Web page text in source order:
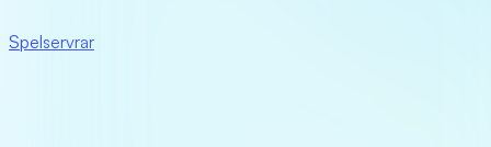
Spelservrar